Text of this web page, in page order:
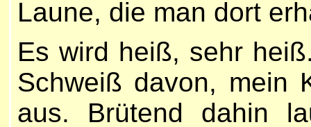
Laune, die man dort
Es wird heiß, sehr
Schweiß davon, mein
aus. Brütend dahin